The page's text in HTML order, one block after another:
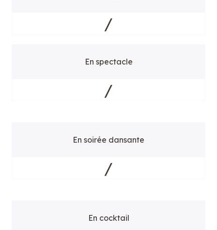
/
En spectacle
/
En soirée dansante
/
En cocktail